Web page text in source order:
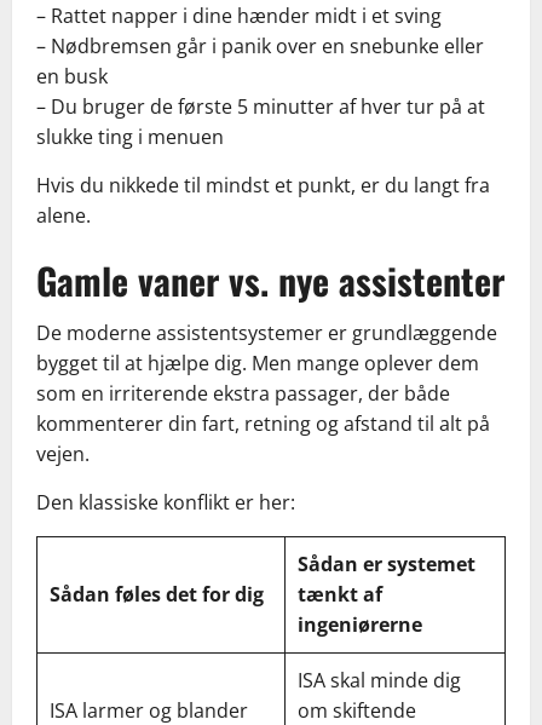
– Rattet napper i dine hænder midt i et sving
– Nødbremsen går i panik over en snebunke eller
en busk
– Du bruger de første 5 minutter af hver tur på at
slukke ting i menuen
Hvis du nikkede til mindst et punkt, er du langt fra
alene.
Gamle vaner vs. nye assistenter
De moderne assistentsystemer er grundlæggende
bygget til at hjælpe dig. Men mange oplever dem
som en irriterende ekstra passager, der både
kommenterer din fart, retning og afstand til alt på
vejen.
Den klassiske konflikt er her:
Sådan føles det for dig
Sådan er systemet
tænkt af
ingeniørerne
ISA larmer og blander
ISA skal minde dig
om skiftende